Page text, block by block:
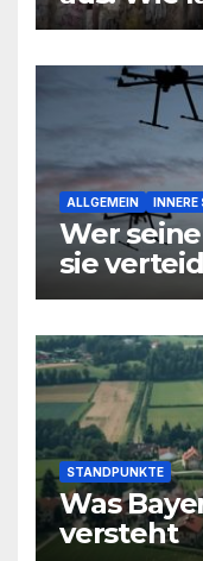
können
noch
ALLGEMEIN
Wer
sie
STANDPUNKTE
Was
versteht